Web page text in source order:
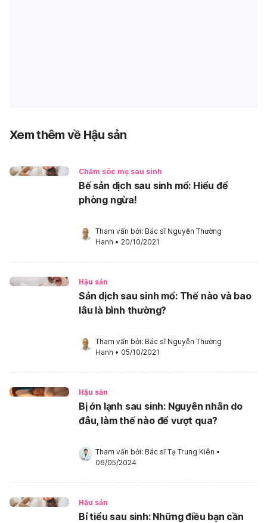
Xem thêm về Hậu sản
Chăm sóc mẹ sau sinh
Bế sản dịch sau sinh mổ: Hiểu để
phòng ngừa!
Tham vấn bởi: Bác sĩ Nguyễn Thường
Hanh • 20/10/2021
Hậu sản
Sản dịch sau sinh mổ: Thế nào và bao
lâu là bình thường?
Tham vấn bởi: Bác sĩ Nguyễn Thường
Hanh • 05/10/2021
Hậu sản
Bị ớn lạnh sau sinh: Nguyên nhân do
đâu, làm thế nào để vượt qua?
Tham vấn bởi: Bác sĩ Tạ Trung Kiên •
06/05/2024
Hậu sản
Bí tiểu sau sinh: Những điều bạn cần